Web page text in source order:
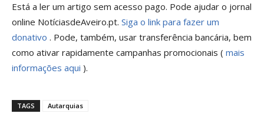
Está a ler um artigo sem acesso pago. Pode ajudar o jornal
online NotíciasdeAveiro.pt. Siga o link para fazer um
donativo . Pode, também, usar transferência bancária, bem
como ativar rapidamente campanhas promocionais ( mais
informações aqui ).
TAGS Autarquias